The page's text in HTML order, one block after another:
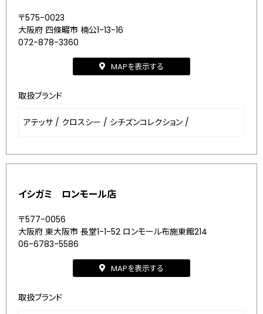
〒575-0023
大阪府 四條畷市 楠公1-13-16
072-878-3360
MAPを表示する
取扱ブランド
アテッサ / クロスシー / シチズンコレクション /
イシガミ ロンモール店
〒577-0056
大阪府 東大阪市 長堂1-1-52 ロンモール布施東館214
06-6783-5586
MAPを表示する
取扱ブランド